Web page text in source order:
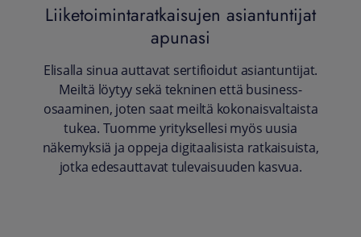
Liiketoimintaratkaisujen asiantuntijat
apunasi
Elisalla sinua auttavat sertifioidut asiantuntijat.
Meiltä löytyy sekä tekninen että business-
osaaminen, joten saat meiltä kokonaisvaltaista
tukea. Tuomme yrityksellesi myös uusia
näkemyksiä ja oppeja digitaalisista ratkaisuista,
jotka edesauttavat tulevaisuuden kasvua.